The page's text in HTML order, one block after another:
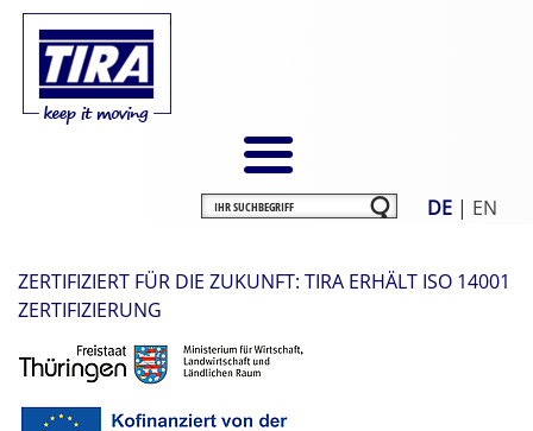
DE | EN
ZERTIFIZIERT FÜR DIE ZUKUNFT: TIRA ERHÄLT ISO 14001
ZERTIFIZIERUNG